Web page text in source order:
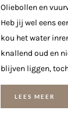
Oliebollen en
Heb jij wel eens
kou het water
knallend oud en
blijven liggen,
LEES MEER